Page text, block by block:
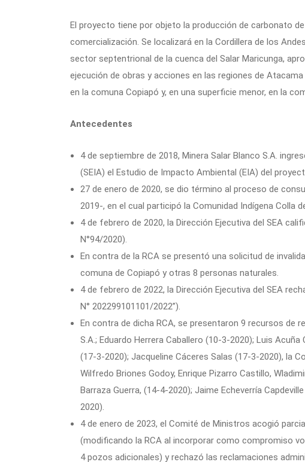
El proyecto tiene por objeto la producción de carbonato
comercialización. Se localizará en la Cordillera de los
sector septentrional de la cuenca del Salar Maricunga,
ejecución de obras y acciones en las regiones de
en la comuna Copiapó y, en una superficie menor, en la
Antecedentes
4 de septiembre de 2018, Minera Salar Blanco S.A.
(SEIA) el Estudio de Impacto Ambiental (EIA) del
27 de enero de 2020, se dio término al proceso de
2019-, en el cual participó la Comunidad Indígena Colla
4 de febrero de 2020, la Dirección Ejecutiva del SEA
N°94/2020).
En contra de la RCA se presentó una solicitud de
comuna de Copiapó y otras 8 personas naturales.
4 de febrero de 2022, la Dirección Ejecutiva del SEA
N° 202299101101/2022”).
En contra de dicha RCA, se presentaron 9 recursos de
S.A.; Eduardo Herrera Caballero (10-3-2020); Luis
(17-3-2020); Jacqueline Cáceres Salas (17-3-2020), la
Wilfredo Briones Godoy, Enrique Pizarro Castillo,
Barraza Guerra, (14-4-2020); Jaime Echeverría
2020).
4 de enero de 2023, el Comité de Ministros acogió
(modificando la RCA al incorporar como compromiso
4 pozos adicionales) y rechazó las reclamaciones